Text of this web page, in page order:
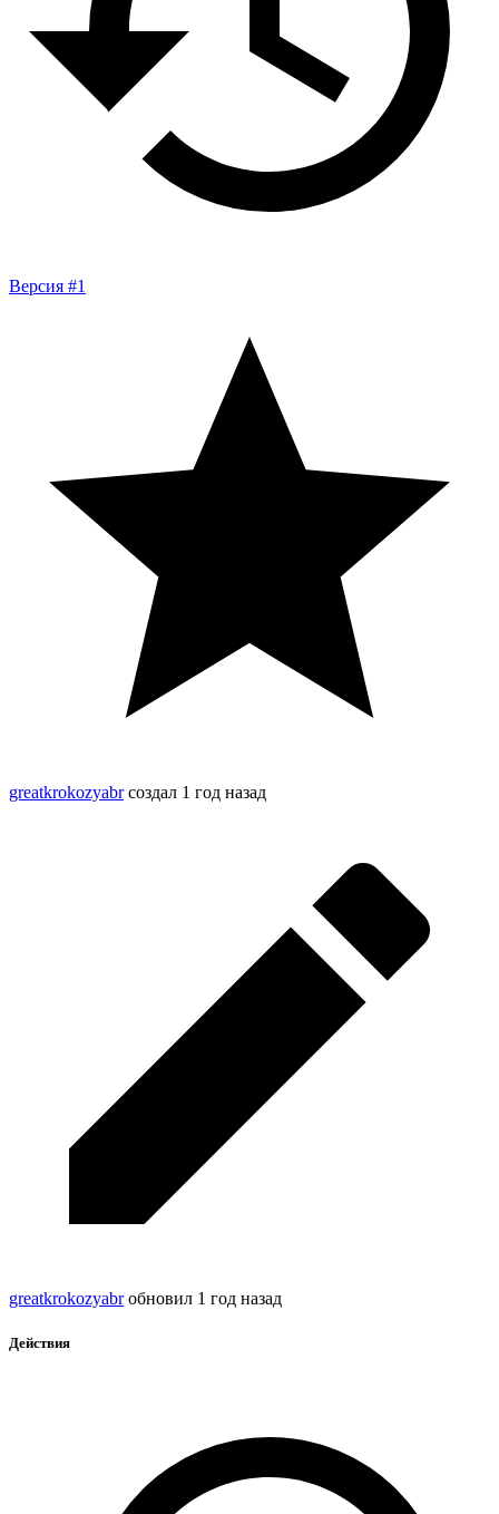
Версия #1
greatkrokozyabrсоздал 1 год назад
greatkrokozyabrобновил 1 год назад
Действия